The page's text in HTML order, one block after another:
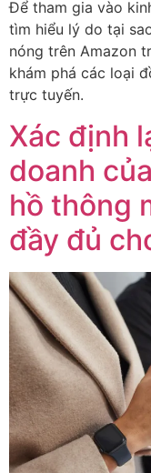
Để tham gia vào
tìm hiểu lý do tại
nóng trên Amazon
khám phá các loại
trực tuyến.
Xác định
doanh
hồ thông
đầy đủ